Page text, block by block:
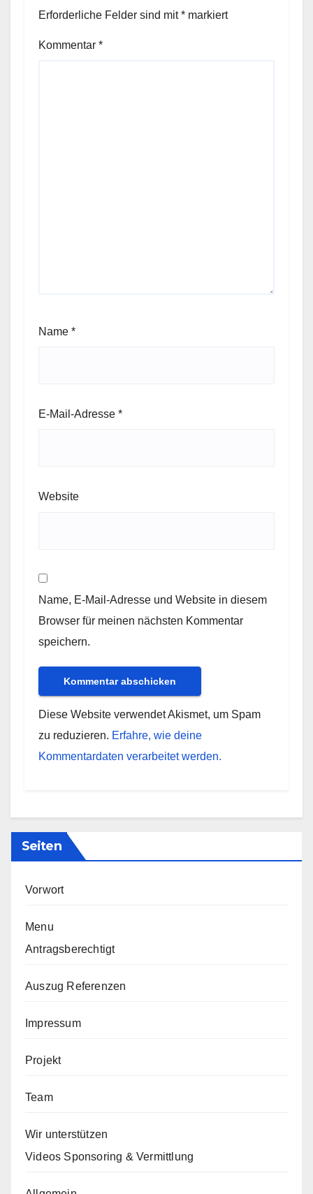
Erforderliche Felder sind mit* markiert
Kommentar *
Name *
E-Mail-Adresse *
Website
Name, E-Mail-Adresse und Website in diesem
Browser für meinen nächsten Kommentar
speichern.
Diese Website verwendet Akismet, um Spam
zu reduzieren. Erfahre, wie deine
Kommentardaten verarbeitet werden.
Seiten
Vorwort
Menu
Antragsberechtigt
Auszug Referenzen
Impressum
Projekt
Team
Wir unterstützen
Videos Sponsoring & Vermittlung